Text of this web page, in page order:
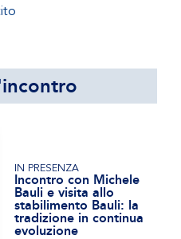
IN PRESENZA
Incontro con Michele
Bauli e visita allo
stabilimento Bauli: la
tradizione in continua
evoluzione